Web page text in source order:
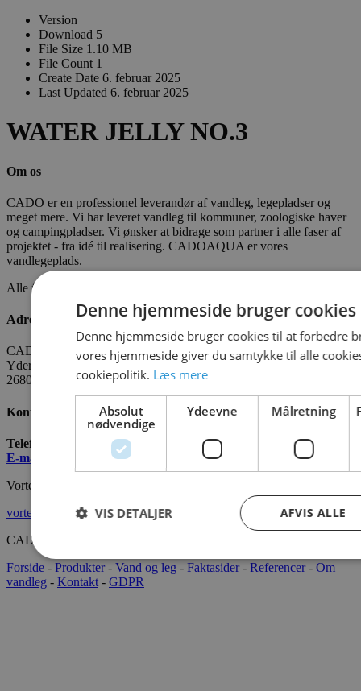
Version
Download 5
File Size 1.10 MB
File Count 1
Create Date 6. februar 2025
Last Updated 6. februar 2025
WATER JELLY NO.3
Om os
CADO er en professionel leverandør af vandleg, legepladser og
meget mere. Vi har leveret vandleg til kommuner, zoologiske haver
og campingpladser. Vi ønsker at bidrage som partner i alle faser af
projektet - fra idé til realisering. CADOAQUA er vores
vandlegeplads.
Alle fakta om CADO er tilgængelige
Adresse
CADO AQUA Danmark
Yderholmvej 35
2680 Solrød
Kontakt os
Telefon:
+45 7022 2628
E-mail
info@cado.dk
Vortex International
vortex-intl.com
CADOAQUA® 2022 Alle rettigheder forbeholdes.
Forside - Produkter- Vand og leg - Faktasider- Referencer- Om
vandleg - Kontakt - GDPR
Denne hjemmeside bruger cookies
Denne hjemmeside bruger cookies til at forbedre
vores hjemmeside giver du samtykke til alle
cookiepolitik. Læs mere
Absolut
nødvendige
Ydeevne Målretning
AFVIS ALLE
VIS DETALJER